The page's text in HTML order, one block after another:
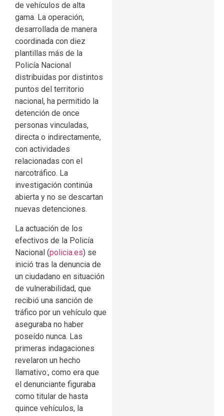
de vehículos de alta
gama. La operación,
desarrollada de manera
coordinada con diez
plantillas más de la
Policía Nacional
distribuidas por distintos
puntos del territorio
nacional, ha permitido la
detención de once
personas vinculadas,
directa o indirectamente,
con actividades
relacionadas con el
narcotráfico. La
investigación continúa
abierta y no se descartan
nuevas detenciones.
La actuación de los
efectivos de la Policía
Nacional (policia.es) se
inició tras la denuncia de
un ciudadano en situación
de vulnerabilidad, que
recibió una sanción de
tráfico por un vehículo que
aseguraba no haber
poseído nunca. Las
primeras indagaciones
revelaron un hecho
llamativo:, como era que
el denunciante figuraba
como titular de hasta
quince vehículos, la